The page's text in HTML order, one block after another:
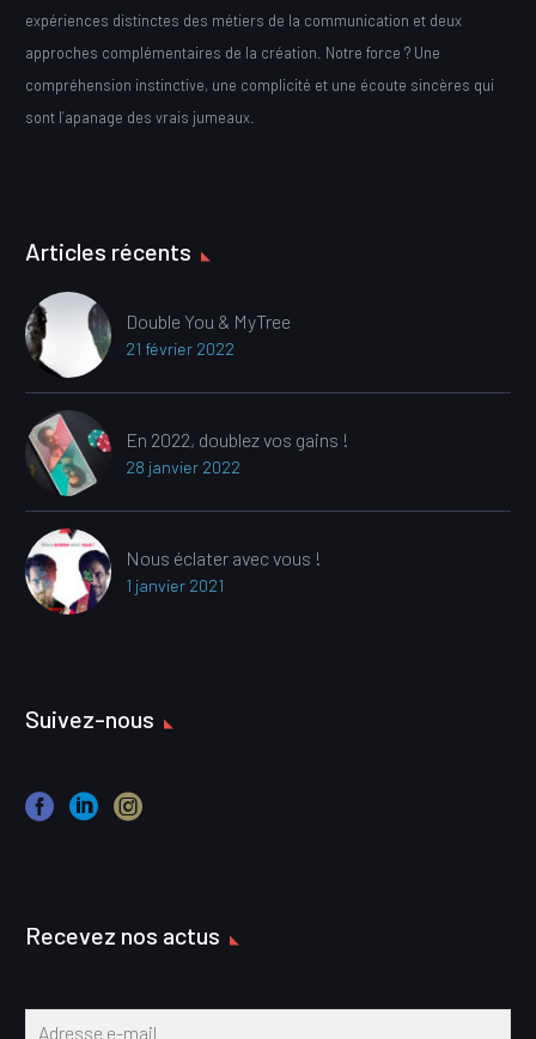
expériences distinctes des métiers de la communication et deux
approches complémentaires de la création. Notre force ? Une
compréhension instinctive, une complicité et une écoute sincères qui
sont l’apanage des vrais jumeaux.
Articles récents
Double You & MyTree
21 février 2022
En 2022, doublez vos gains !
28 janvier 2022
Nous éclater avec vous !
1 janvier 2021
Suivez-nous
Recevez nos actus